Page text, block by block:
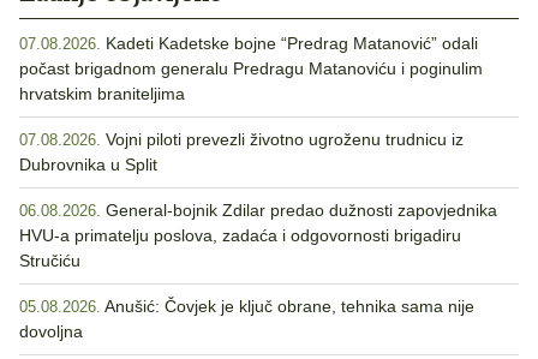
07.08.2026. Kadeti Kadetske bojne “Predrag Matanović” odali
počast brigadnom generalu Predragu Matanoviću i poginulim
hrvatskim braniteljima
07.08.2026. Vojni piloti prevezli životno ugroženu trudnicu iz
Dubrovnika u Split
06.08.2026. General-bojnik Zdilar predao dužnosti zapovjednika
HVU-a primatelju poslova, zadaća i odgovornosti brigadiru
Stručiću
05.08.2026. Anušić: Čovjek je ključ obrane, tehnika sama nije
dovoljna